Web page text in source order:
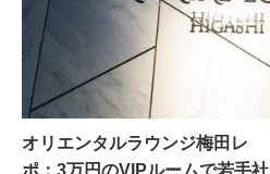
オリエンタルラウンジ梅田レ
ポ：3万円のVIPルームで若手社